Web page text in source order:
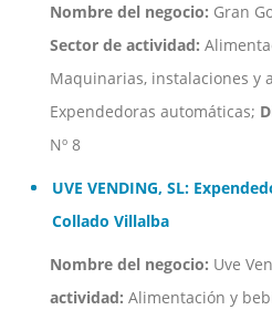
Nombre del negocio: Gran
Sector de actividad:
Maquinarias, instalaciones y
Expendedoras automáticas;
Nº 8
UVE VENDING, SL:
Collado Villalba
Nombre del negocio: Uve
actividad: Alimentación y